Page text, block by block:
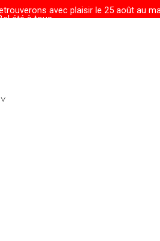
avec plaisir le 25 août au
été à tous.